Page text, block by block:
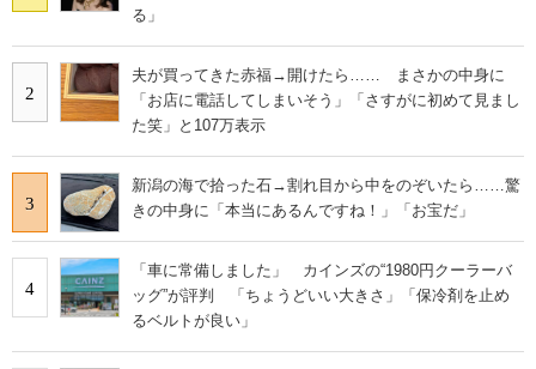
る」
2
夫が買ってきた赤福→開けたら…… まさかの中身に
「お店に電話してしまいそう」「さすがに初めて見まし
た笑」と107万表示
3
新潟の海で拾った石→割れ目から中をのぞいたら……驚
きの中身に「本当にあるんですね！」「お宝だ」
4
「車に常備しました」 カインズの“1980円クーラーバ
ッグ”が評判 「ちょうどいい大きさ」「保冷剤を止め
るベルトが良い」